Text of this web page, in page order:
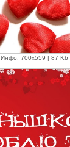
Инфо: 700х559 | 87 Kb